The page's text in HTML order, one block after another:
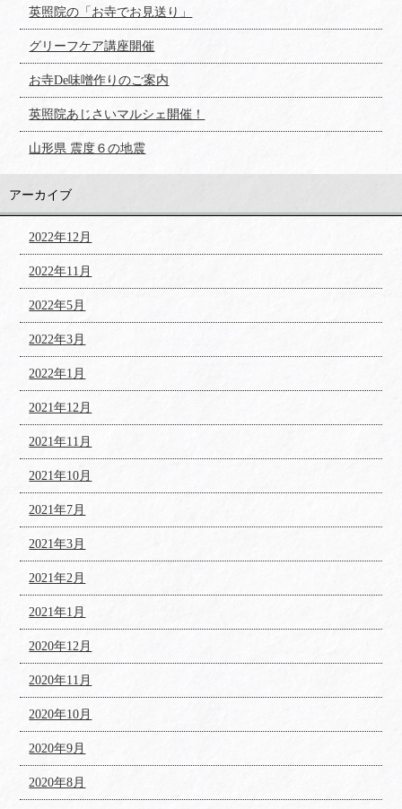
英照院の「お寺でお見送り」
グリーフケア講座開催
お寺De味噌作りのご案内
英照院あじさいマルシェ開催！
山形県 震度６の地震
アーカイブ
2022年12月
2022年11月
2022年5月
2022年3月
2022年1月
2021年12月
2021年11月
2021年10月
2021年7月
2021年3月
2021年2月
2021年1月
2020年12月
2020年11月
2020年10月
2020年9月
2020年8月